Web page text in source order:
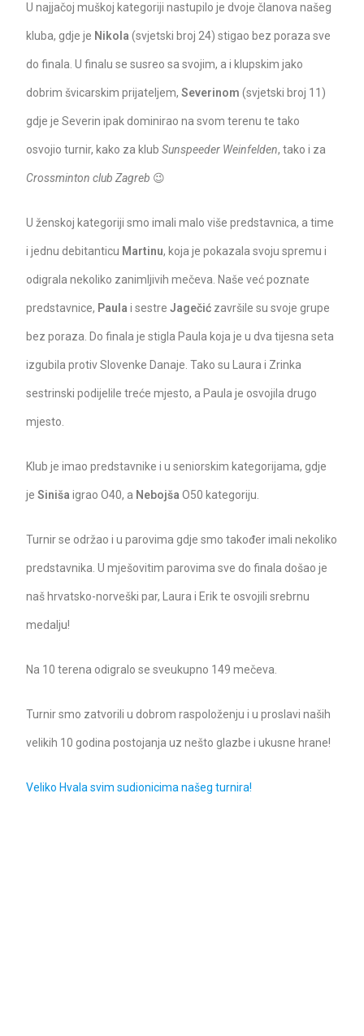
U najjačoj muškoj kategoriji nastupilo je dvoje članova našeg
kluba, gdje je Nikola(svjetski broj 24) stigao bez poraza sve
do finala. U finalu se susreo sa svojim, a i klupskim jako
dobrim švicarskim prijateljem,Severinom(svjetski broj 11)
gdje je Severin ipak dominirao na svom terenu te tako
osvojio turnir, kako za klubSunspeeder Weinfelden, tako i za
Crossminton club Zagreb 😉
U ženskoj kategoriji smo imali malo više predstavnica, a time
i jednu debitanticu Martinu, koja je pokazala svoju spremu i
odigrala nekoliko zanimljivih mečeva. Naše već poznate
predstavnice, Paulai sestreJagečić završile su svoje grupe
bez poraza. Do finala je stigla Paula koja je u dva tijesna seta
izgubila protiv Slovenke Danaje. Tako su Laura i Zrinka
sestrinski podijelile treće mjesto, a Paula je osvojila drugo
mjesto.
Klub je imao predstavnike i u seniorskim kategorijama, gdje
jeSinišaigrao O40, a NebojšaO50 kategoriju.
Turnir se održao i u parovima gdje smo također imali nekoliko
predstavnika. U mješovitim parovima sve do finala došao je
naš hrvatsko-norveški par, Laura i Erik te osvojili srebrnu
medalju!
Na 10 terena odigralo se sveukupno 149 mečeva.
Turnir smo zatvorili u dobrom raspoloženju i u proslavi naših
velikih 10 godina postojanja uz nešto glazbe i ukusne hrane!
Veliko Hvala svim sudionicima našeg turnira!